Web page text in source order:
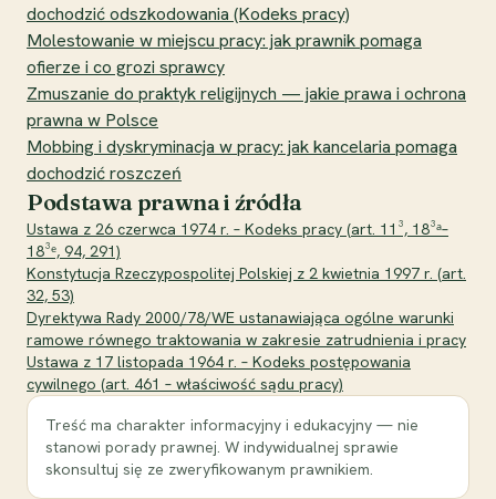
dochodzić odszkodowania (Kodeks pracy)
Molestowanie w miejscu pracy: jak prawnik pomaga
ofierze i co grozi sprawcy
Zmuszanie do praktyk religijnych — jakie prawa i ochrona
prawna w Polsce
Mobbing i dyskryminacja w pracy: jak kancelaria pomaga
dochodzić roszczeń
Podstawa prawna i źródła
Ustawa z 26 czerwca 1974 r. – Kodeks pracy (art. 11³, 18³ᵃ–
18³ᵉ, 94, 291)
Konstytucja Rzeczypospolitej Polskiej z 2 kwietnia 1997 r. (art.
32, 53)
Dyrektywa Rady 2000/78/WE ustanawiająca ogólne warunki
ramowe równego traktowania w zakresie zatrudnienia i pracy
Ustawa z 17 listopada 1964 r. – Kodeks postępowania
cywilnego (art. 461 – właściwość sądu pracy)
Treść ma charakter informacyjny i edukacyjny — nie
stanowi porady prawnej. W indywidualnej sprawie
skonsultuj się ze zweryfikowanym prawnikiem.